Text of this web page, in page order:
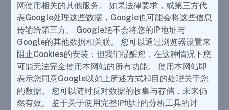
网使用相关的其他服务。 如果法律要求，或第三方代
表Google处理这些数据，Google也可能会将这些信息
传输给第三方。 Google绝不会将您的IP地址与
Google的其他数据相关联。 您可以通过浏览器设置来
阻止Cookies的安装；但我们提醒您，在这种情况下您
可能无法完全使用本网站的所有功能。 使用本网站即
表示您同意Google以如上所述方式和目的处理关于您
的数据。 您可以随时反对数据的收集与存储，未来仍
然有效。 鉴于关于使用完整IP地址的分析工具的讨